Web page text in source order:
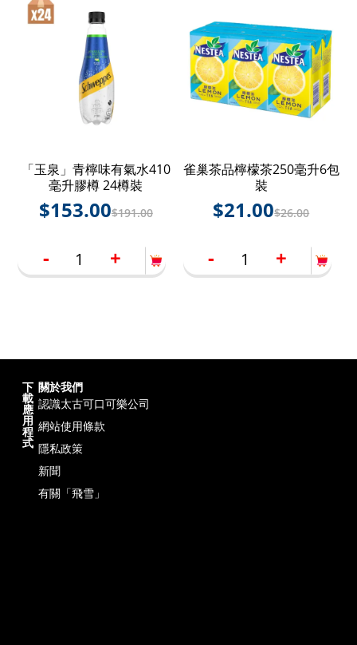
「玉泉」青檸味有氣水410
毫升膠樽 24樽裝
$191.00
$153.00
-
+
雀巢茶品檸檬茶250毫升6包
裝
$26.00
$21.00
-
+
下
載
應
用
程
式
關於我們
認識太古可口可樂公司
網站使用條款
隱私政策
新聞
有關「飛雪」